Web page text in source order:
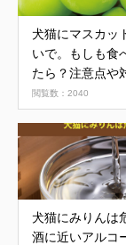
犬猫にマスカッ
いで。もしも食
たら？注意点や
説
閲覧数：2040
犬猫にみりんは
酒に近いアルコ